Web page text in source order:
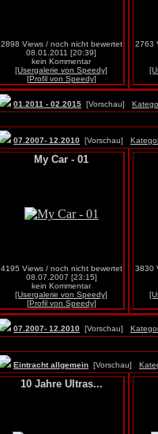
2898 Views / noch nicht bewertet
08.01.2011 [20:39]
kein Kommentar
[Usergalerie von Speedy]
[Profil von Speedy]
2763
01.2011 - 02.2015 [Vorschau]
07.2007- 12.2010 [Vorschau]
My Car - 01
4195 Views / noch nicht bewertet
08.07.2007 [23:15]
kein Kommentar
[Usergalerie von Speedy]
[Profil von Speedy]
3830
07.2007- 12.2010 [Vorschau]
Eintracht allgemein [Vorschau]
10 Jahre Ultras...